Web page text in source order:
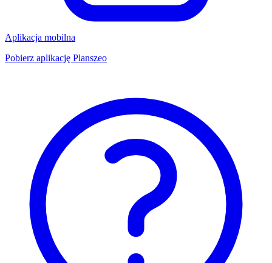
Aplikacja mobilna
Pobierz aplikację Planszeo